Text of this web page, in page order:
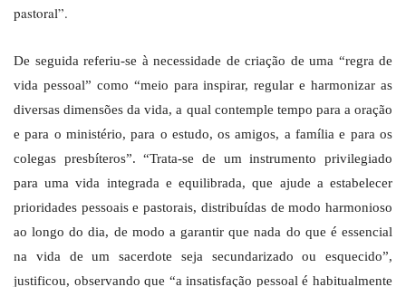
pastoral”.
De seguida referiu-se à necessidade de criação de uma “regra de
vida pessoal” como “meio para inspirar, regular e harmonizar as
diversas dimensões da vida, a qual contemple tempo para a oração
e para o ministério, para o estudo, os amigos, a família e para os
colegas presbíteros”. “Trata-se de um instrumento privilegiado
para uma vida integrada e equilibrada, que ajude a estabelecer
prioridades pessoais e pastorais, distribuídas de modo harmonioso
ao longo do dia, de modo a garantir que nada do que é essencial
na vida de um sacerdote seja secundarizado ou esquecido”,
justificou, observando que “a insatisfação pessoal é habitualmente